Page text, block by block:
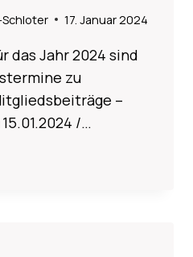
17. Januar 2024
das Jahr 2024 sind
zu
–
/…